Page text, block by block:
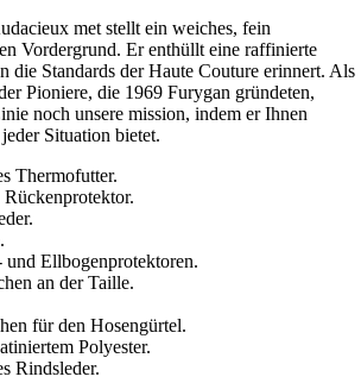
met stellt ein weiches, fein
Vordergrund. Er enthüllt eine raffinierte
die Standards der Haute Couture erinnert. Als
Pioniere, die 1969 Furygan gründeten,
noch unsere mission, indem er Ihnen
Situation bietet.
Thermofutter.
Ellbogenprotektoren.
an der Taille.
für den Hosengürtel.
Polyester.
Rindsleder.